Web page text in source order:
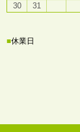
30
31
■休業日